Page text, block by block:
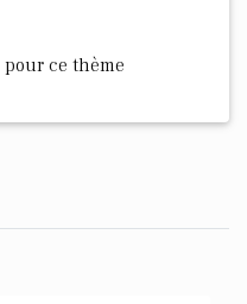
pour ce thème